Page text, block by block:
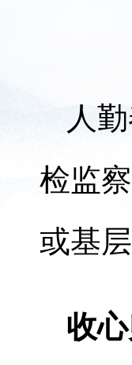
人
检监
或基
收